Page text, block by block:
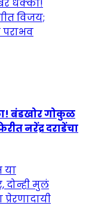
बंडखोर गोकुळ
नरेंद्र दराडेंचा